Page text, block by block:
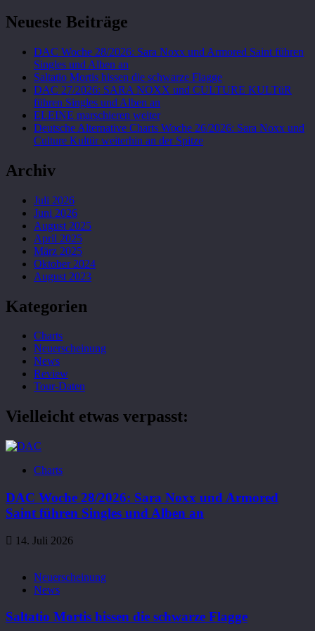
Neueste Beiträge
DAC Woche 28/2026: Sara Noxx und Armored Saint führen
Singles und Alben an
Saltatio Mortis hissen die schwarze Flagge
DAC 27/2026: SARA NOXX und CULTURE KULTüR
führen Singles und Alben an
ELEINE marschieren weiter
Deutsche Alternative Charts Woche 26/2026: Sara Noxx und
Culture Kultür weiterhin an der Spitze
Archiv
Juli 2026
Juni 2026
August 2025
April 2025
März 2025
Oktober 2024
August 2023
Kategorien
Charts
Neuerscheinung
News
Review
Tour-Daten
Vielleicht etwas verpasst:
Charts
DAC Woche 28/2026: Sara Noxx und Armored
Saint führen Singles und Alben an
14. Juli 2026
Neuerscheinung
News
Saltatio Mortis hissen die schwarze Flagge